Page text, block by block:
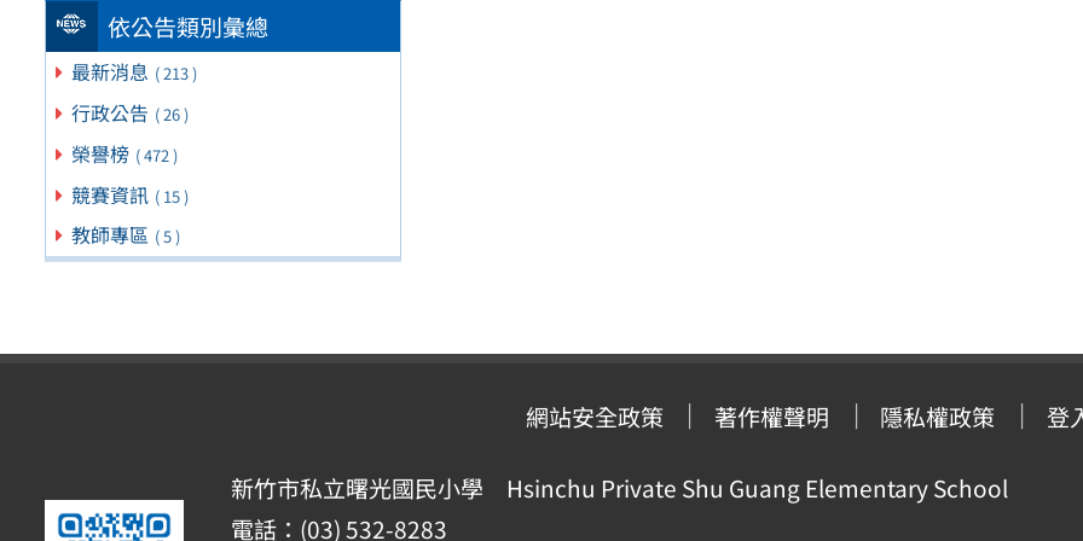
依公告類別彙總
最新消息 ( 213 )
行政公告 ( 26 )
榮譽榜 ( 472 )
競賽資訊 ( 15 )
教師專區 ( 5 )
網站安全政策 著作權聲明 隱私權政策 登
新竹市私立曙光國民小學 Hsinchu Private Shu Guang Elementary School
電話：(03) 532-8283